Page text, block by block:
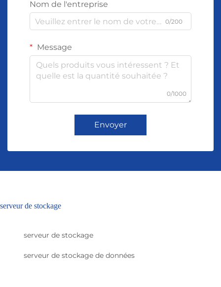
Nom de l'entreprise
0/200
Message
0/1000
Envoyer
serveur de stockage
serveur de stockage
serveur de stockage de données